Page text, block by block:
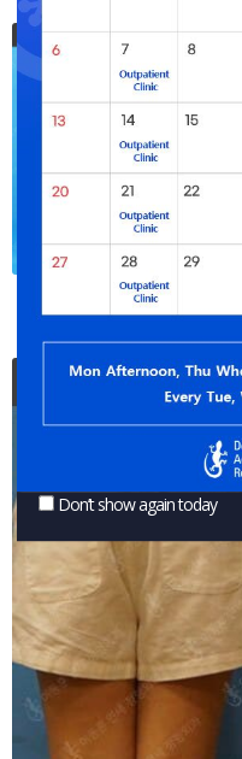
Don’t show again today
Удлинение на 3 см и